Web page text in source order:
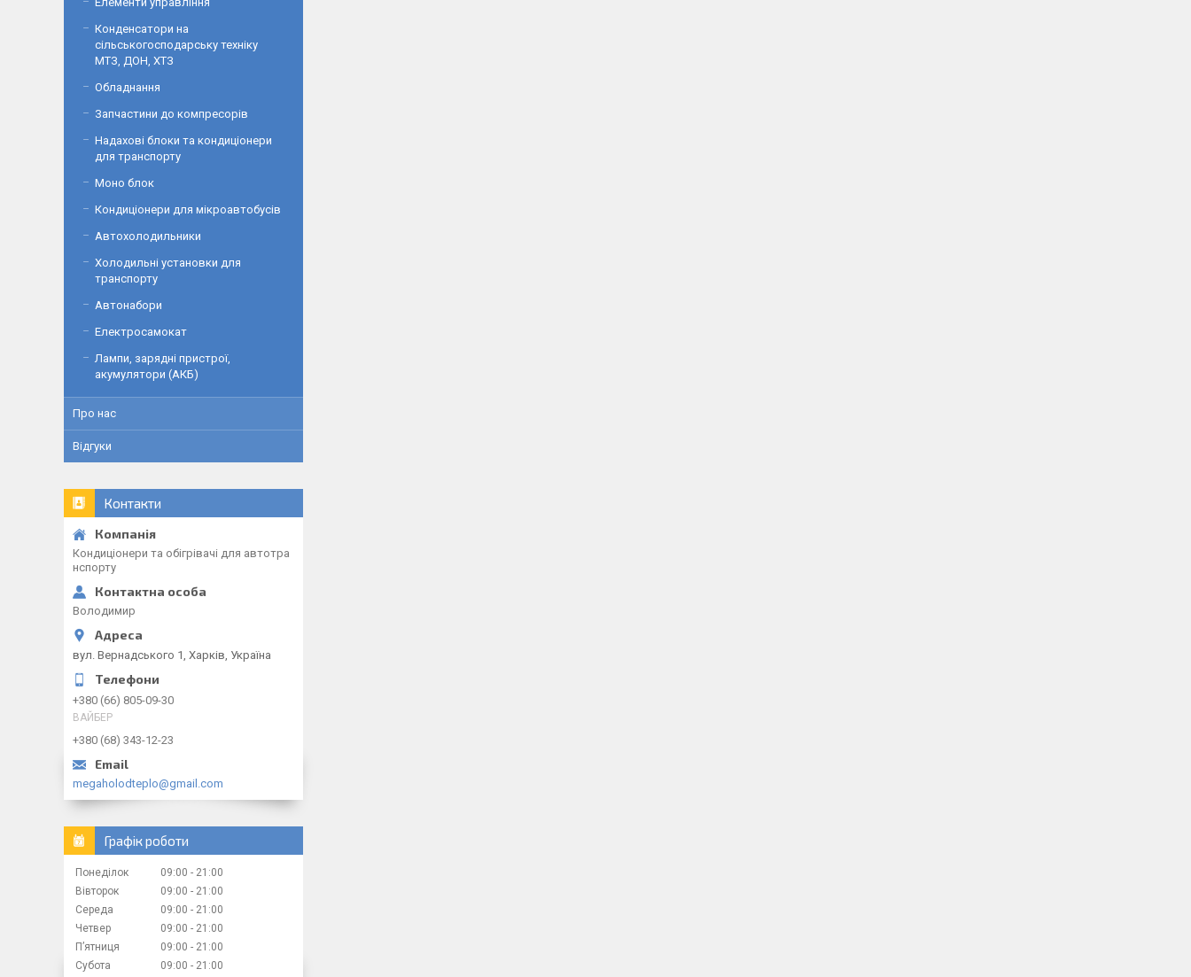
Конденсатори на
сільськогосподарську техніку
МТЗ, ДОН, ХТЗ
Обладнання
Запчастини до компресорів
Надахові блоки та кондиціонери
для транспорту
Моно блок
Кондиціонери для мікроавтобусів
Автохолодильники
Холодильні установки для
транспорту
Автонабори
Електросамокат
Лампи, зарядні пристрої,
акумулятори (АКБ)
Про нас
Відгуки
Контакти
Кондиціонери та обігрівачі для автотра
нспорту
Володимир
вул. Вернадського 1, Харків, Україна
+380 (66) 805-09-30
ВАЙБЕР
+380 (68) 343-12-23
megaholodteplo@gmail.com
Графік роботи
Понеділок 09:00
21:00
Вівторок
09:00
21:00
Середа
09:00
21:00
Четвер
09:00
21:00
Пʼятниця
09:00
21:00
Субота
09:00 21:00